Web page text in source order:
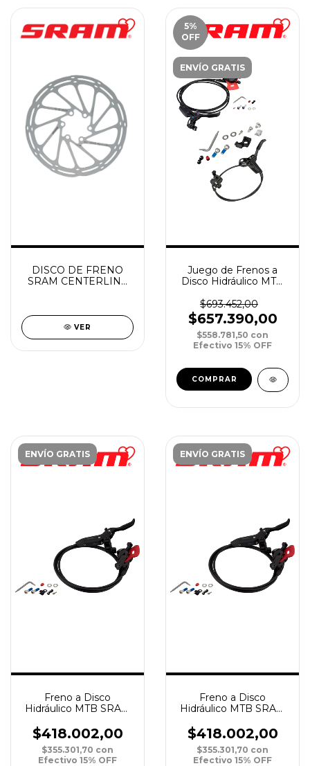
DISCO DE FRENO
SRAM CENTERLINE
VER
5%
OFF
ENVÍO GRATIS
Juego de Frenos a
Disco Hidráulico MTB
PAR 950/2000mm
$693.452,00
$657.390,00
$558.781,50 con
Efectivo 15% OFF
ENVÍO GRATIS
Freno a Disco
Hidráulico MTB SRAM
Piston Tras/Der
2000mm
$418.002,00
$355.301,70 con
Efectivo 15% OFF
ENVÍO GRATIS
Freno a Disco
Hidráulico MTB SRAM
Piston Del/Izq 950mm
$418.002,00
$355.301,70 con
Efectivo 15% OFF